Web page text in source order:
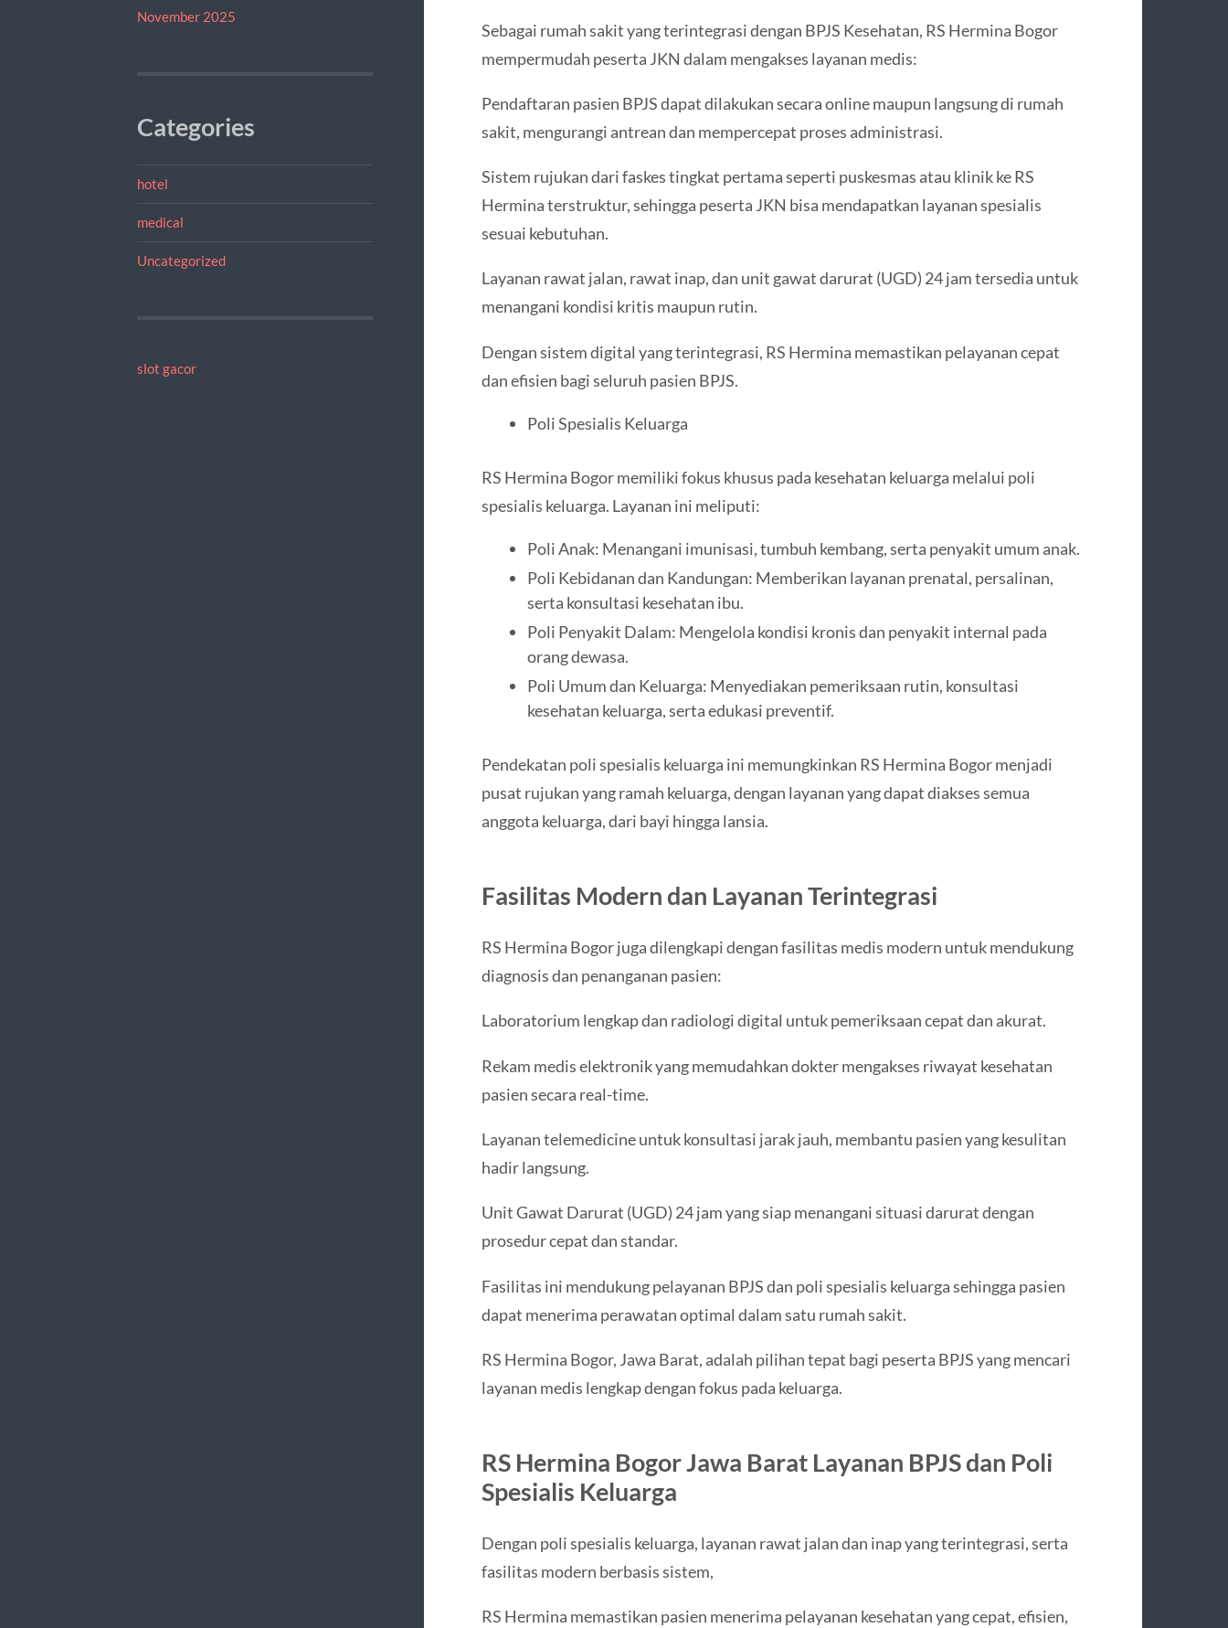
November 2025
Categories
hotel
medical
Uncategorized
slot gacor
Sebagai rumah sakit yang terintegrasi dengan BPJS Kesehatan, RS Hermina Bogor
mempermudah peserta JKN dalam mengakses layanan medis:
Pendaftaran pasien BPJS dapat dilakukan secara online maupun langsung di rumah
sakit, mengurangi antrean dan mempercepat proses administrasi.
Sistem rujukan dari faskes tingkat pertama seperti puskesmas atau klinik ke RS
Hermina terstruktur, sehingga peserta JKN bisa mendapatkan layanan spesialis
sesuai kebutuhan.
Layanan rawat jalan, rawat inap, dan unit gawat darurat (UGD) 24 jam tersedia untuk
menangani kondisi kritis maupun rutin.
Dengan sistem digital yang terintegrasi, RS Hermina memastikan pelayanan cepat
dan efisien bagi seluruh pasien BPJS.
Poli Spesialis Keluarga
RS Hermina Bogor memiliki fokus khusus pada kesehatan keluarga melalui poli
spesialis keluarga. Layanan ini meliputi:
Poli Anak: Menangani imunisasi, tumbuh kembang, serta penyakit umum anak.
Poli Kebidanan dan Kandungan: Memberikan layanan prenatal, persalinan,
serta konsultasi kesehatan ibu.
Poli Penyakit Dalam: Mengelola kondisi kronis dan penyakit internal pada
orang dewasa.
Poli Umum dan Keluarga: Menyediakan pemeriksaan rutin, konsultasi
kesehatan keluarga, serta edukasi preventif.
Pendekatan poli spesialis keluarga ini memungkinkan RS Hermina Bogor menjadi
pusat rujukan yang ramah keluarga, dengan layanan yang dapat diakses semua
anggota keluarga, dari bayi hingga lansia.
Fasilitas Modern dan Layanan Terintegrasi
RS Hermina Bogor juga dilengkapi dengan fasilitas medis modern untuk mendukung
diagnosis dan penanganan pasien:
Laboratorium lengkap dan radiologi digital untuk pemeriksaan cepat dan akurat.
Rekam medis elektronik yang memudahkan dokter mengakses riwayat kesehatan
pasien secara real-time.
Layanan telemedicine untuk konsultasi jarak jauh, membantu pasien yang kesulitan
hadir langsung.
Unit Gawat Darurat (UGD) 24 jam yang siap menangani situasi darurat dengan
prosedur cepat dan standar.
Fasilitas ini mendukung pelayanan BPJS dan poli spesialis keluarga sehingga pasien
dapat menerima perawatan optimal dalam satu rumah sakit.
RS Hermina Bogor, Jawa Barat, adalah pilihan tepat bagi peserta BPJS yang mencari
layanan medis lengkap dengan fokus pada keluarga.
RS Hermina Bogor Jawa Barat Layanan BPJS dan Poli
Spesialis Keluarga
Dengan poli spesialis keluarga, layanan rawat jalan dan inap yang terintegrasi, serta
fasilitas modern berbasis sistem,
RS Hermina memastikan pasien menerima pelayanan kesehatan yang cepat, efisien,